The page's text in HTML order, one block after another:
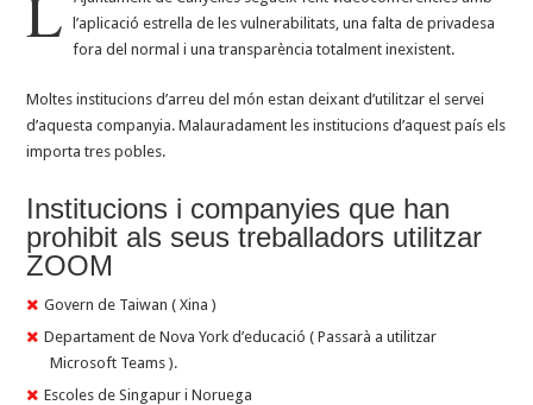
l’aplicació estrella de les vulnerabilitats, una falta de privadesa
fora del normal i una transparència totalment inexistent.
Moltes institucions d’arreu del món estan deixant d’utilitzar el servei
d’aquesta companyia. Malauradament les institucions d’aquest país els
importa tres pobles.
Institucions i companyies que han
prohibit als seus treballadors utilitzar
ZOOM
Govern de Taiwan ( Xina )
Departament de Nova York d’educació ( Passarà a utilitzar
Microsoft Teams ).
Escoles de Singapur i Noruega